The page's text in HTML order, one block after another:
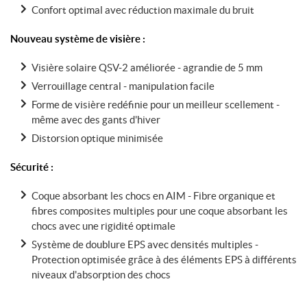
Confort optimal avec réduction maximale du bruit
Nouveau système de visière :
Visière solaire QSV-2 améliorée - agrandie de 5 mm
Verrouillage central - manipulation facile
Forme de visière redéfinie pour un meilleur scellement -
même avec des gants d'hiver
Distorsion optique minimisée
Sécurité :
Coque absorbant les chocs en AIM - Fibre organique et
fibres composites multiples pour une coque absorbant les
chocs avec une rigidité optimale
Système de doublure EPS avec densités multiples -
Protection optimisée grâce à des éléments EPS à différents
niveaux d'absorption des chocs